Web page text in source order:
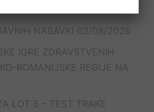
NABAVKI 03/08/2026
IGRE ZDRAVSTVENIH
ROMANIJSKE REGIJE NA
LOT 5 – TEST TRAKE